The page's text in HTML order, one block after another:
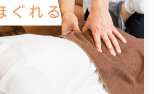
ト #コンディショニング #姿勢が変わ
#勝つための身体づくり #ゴルフトレ
ンスアップ